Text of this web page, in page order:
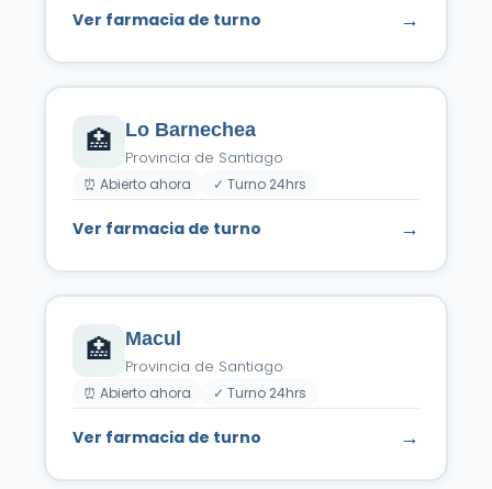
Ver farmacia de turno →
🏥 Lo Barnechea
Provincia de Santiago
⏰ Abierto ahora ✓ Turno 24hrs
Ver farmacia de turno →
🏥 Macul
Provincia de Santiago
⏰ Abierto ahora ✓ Turno 24hrs
Ver farmacia de turno →